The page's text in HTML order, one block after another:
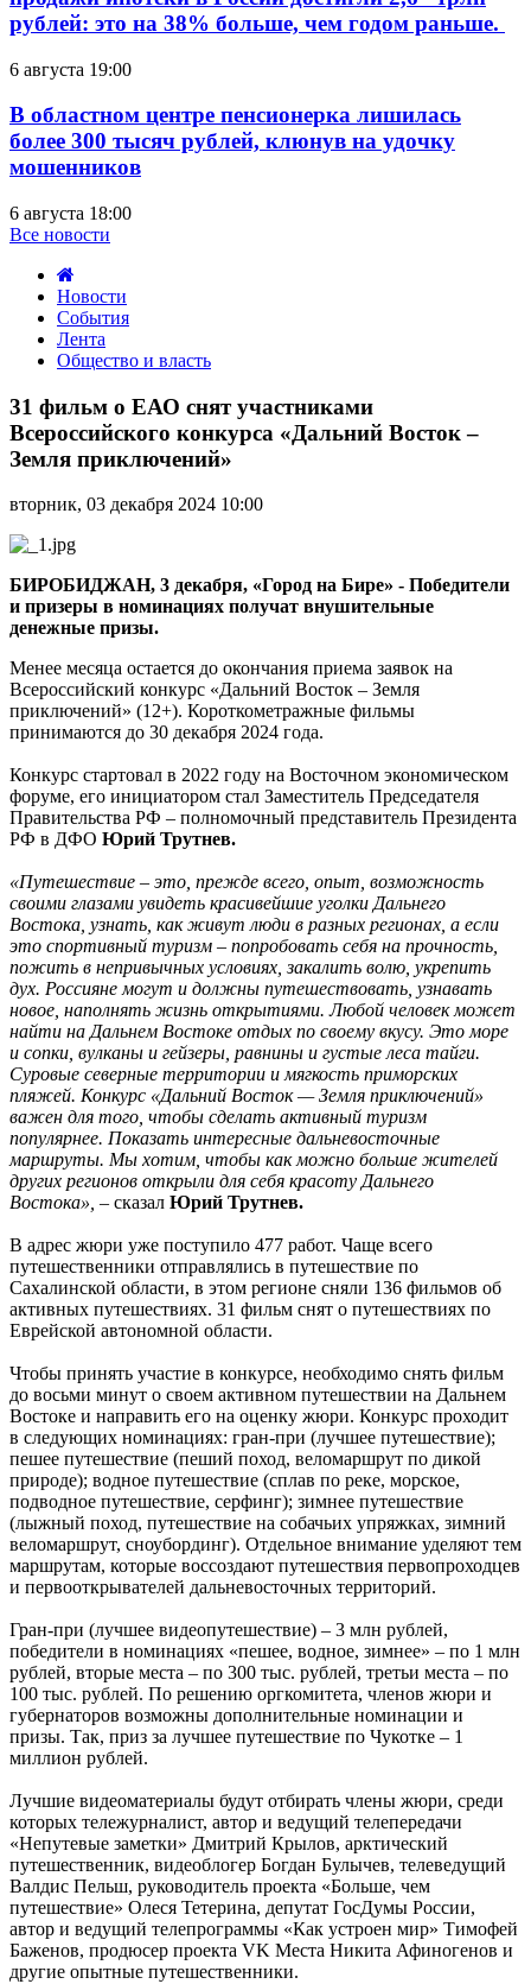
рублей: это на 38% больше, чем годом раньше.
6 августа 19:00
В областном центре пенсионерка лишилась
более 300 тысяч рублей, клюнув на удочку
мошенников
6 августа 18:00
Все новости
Новости
События
Лента
Общество и власть
фильм
ЕАО
снят
Всероссийского
«Дальний
–
Земля
приключений»
31 фильм о ЕАО снят участниками
Всероссийского конкурса «Дальний Восток –
Земля приключений»
вторник, 03 декабря 2024 10:00
БИРОБИДЖАН, 3 декабря, «Город на Бире» - Победители
и призеры в номинациях получат внушительные
денежные призы.
Менее месяца остается до окончания приема заявок на
Всероссийский конкурс «Дальний Восток – Земля
приключений» (12+). Короткометражные фильмы
принимаются до 30 декабря 2024 года.
Конкурс стартовал в 2022 году на Восточном экономическом
форуме, его инициатором стал Заместитель Председателя
Правительства РФ – полномочный представитель Президента
РФ в ДФО Юрий Трутнев.
«Путешествие – это, прежде всего, опыт, возможность
своими глазами увидеть красивейшие уголки Дальнего
Востока, узнать, как живут люди в разных регионах, а если
это спортивный туризм – попробовать себя на прочность,
пожить в непривычных условиях, закалить волю, укрепить
дух. Россияне могут и должны путешествовать, узнавать
новое, наполнять жизнь открытиями. Любой человек может
найти на Дальнем Востоке отдых по своему вкусу. Это море
и сопки, вулканы и гейзеры, равнины и густые леса тайги.
Суровые северные территории и мягкость приморских
пляжей. Конкурс «Дальний Восток — Земля приключений»
важен для того, чтобы сделать активный туризм
популярнее. Показать интересные дальневосточные
маршруты. Мы хотим, чтобы как можно больше жителей
других регионов открыли для себя красоту Дальнего
Востока», – сказал Юрий Трутнев.
В адрес жюри уже поступило 477 работ. Чаще всего
путешественники отправлялись в путешествие по
Сахалинской области, в этом регионе сняли 136 фильмов об
активных путешествиях. 31 фильм снят о путешествиях по
Еврейской автономной области.
Чтобы принять участие в конкурсе, необходимо снять фильм
до восьми минут о своем активном путешествии на Дальнем
Востоке и направить его на оценку жюри. Конкурс проходит
в следующих номинациях: гран-при (лучшее путешествие);
пешее путешествие (пеший поход, веломаршрут по дикой
природе); водное путешествие (сплав по реке, морское,
подводное путешествие, серфинг); зимнее путешествие
(лыжный поход, путешествие на собачьих упряжках, зимний
веломаршрут, сноубординг). Отдельное внимание уделяют тем
маршрутам, которые воссоздают путешествия первопроходцев
и первооткрывателей дальневосточных территорий.
Гран-при (лучшее видеопутешествие) – 3 млн рублей,
победители в номинациях «пешее, водное, зимнее» – по 1 млн
рублей, вторые места – по 300 тыс. рублей, третьи места – по
100 тыс. рублей. По решению оргкомитета, членов жюри и
губернаторов возможны дополнительные номинации и
призы. Так, приз за лучшее путешествие по Чукотке – 1
миллион рублей.
Лучшие видеоматериалы будут отбирать члены жюри, среди
которых тележурналист, автор и ведущий телепередачи
«Непутевые заметки» Дмитрий Крылов, арктический
путешественник, видеоблогер Богдан Булычев, телеведущий
Валдис Пельш, руководитель проекта «Больше, чем
путешествие» Олеся Тетерина, депутат ГосДумы России,
автор и ведущий телепрограммы «Как устроен мир» Тимофей
Баженов, продюсер проекта VK Места Никита Афиногенов и
другие опытные путешественники.